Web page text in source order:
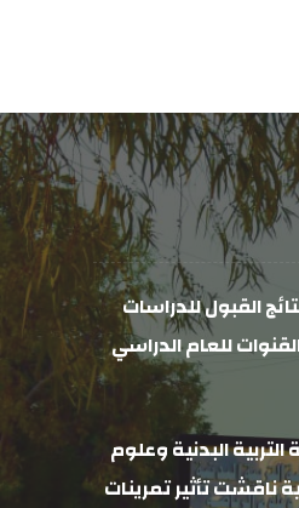
القبول للدراسات
للعام الدراسي
البدنية وعلوم
ناقشت تأثير تمرينات